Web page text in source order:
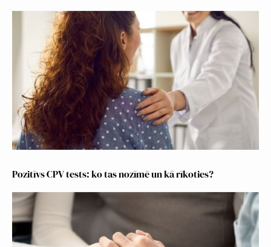
Pozitīvs CPV tests: ko tas nozīmē un kā rīkoties?